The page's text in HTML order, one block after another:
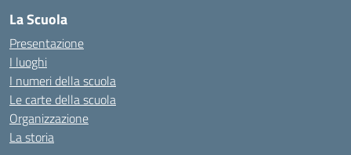
La Scuola
Presentazione
I luoghi
I numeri della scuola
Le carte della scuola
Organizzazione
La storia